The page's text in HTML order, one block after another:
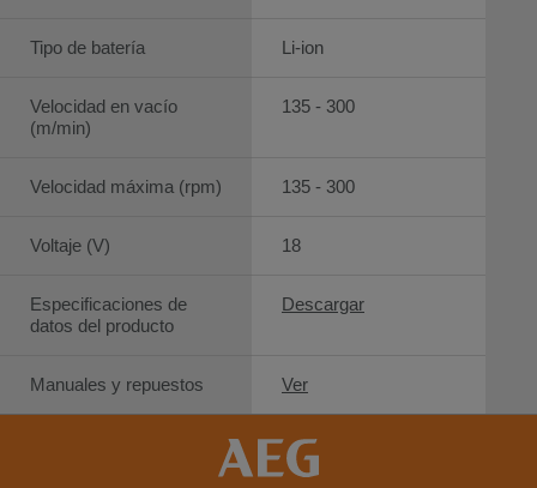
Tipo de batería
Velocidad en vacío
(m/min)
Velocidad máxima (rpm)
Voltaje (V)
Especificaciones de
datos del producto
Manuales y repuestos
Li-ion
135 - 300
135 - 300
18
Descargar
Ver